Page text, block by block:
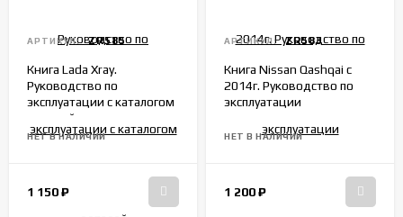
АРТИКУЛ: ZR585
Книга Lada Xray.
Руководство по
эксплуатации с каталогом
деталей
НЕТ В НАЛИЧИИ
1 150₽
АРТИКУЛ: ZR583
Книга Nissan Qashqai c
2014г. Руководство по
эксплуатации
НЕТ В НАЛИЧИИ
1 200₽